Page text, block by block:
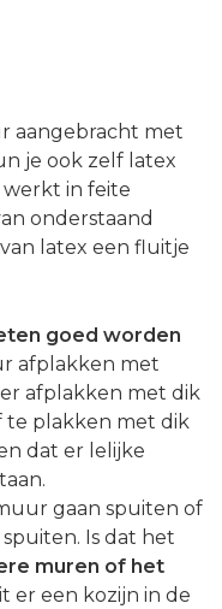
aangebracht met
je ook zelf latex
in feite
onderstaand
latex een fluitje
goed worden
afplakken met
afplakken met dik
te plakken met dik
dat er lelijke
gaan spuiten of
Is dat het
muren of het
er een kozijn in de